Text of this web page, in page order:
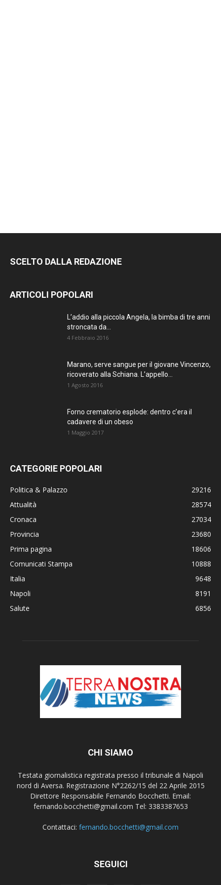
SCELTO DALLA REDAZIONE
ARTICOLI POPOLARI
L’addio alla piccola Angela, la bimba di tre anni
stroncata da...
4 Febbraio 2016
Marano, serve sangue per il giovane Vincenzo,
ricoverato alla Schiana. L’appello...
1 Agosto 2016
Forno crematorio esplode: dentro c’era il
cadavere di un obeso
1 Maggio 2017
CATEGORIE POPOLARI
Politica & Palazzo
29216
Attualità
28574
Cronaca
27034
Provincia
23680
Prima pagina
18606
Comunicati Stampa
10888
Italia
9648
Napoli
8191
Salute
6856
CHI SIAMO
Testata giornalistica registrata presso il tribunale di Napoli
nord di Aversa. Registrazione N°2262/15 del 22 Aprile 2015
Direttore Responsabile Fernando Bocchetti. Email:
fernando.bocchetti@gmail.com Tel: 3383387653
Contattaci: fernando.bocchetti@gmail.com
SEGUICI